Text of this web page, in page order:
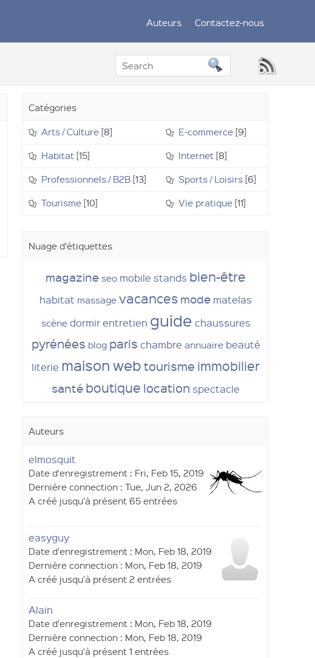
Auteurs Contactez-nous
Catégories
Arts / Culture[8] E-commerce[9]
Habitat[15] Internet[8]
Professionnels / B2B[13] Sports / Loisirs[6]
Tourisme[10] Vie pratique[11]
Nuage d'étiquettes
magazine seo mobile stands bien-être
habitat massage vacances mode matelas
scène dormirentretien guide chaussures
pyrénées blog paris chambre annuaire beauté
literie maison web tourisme immobilier
santé boutique location spectacle
Auteurs
elmosquit
Date d'enregistrement : Fri, Feb 15, 2019
Dernière connection : Tue, Jun 2, 2026
A créé jusqu'à présent 65 entrées
easyguy
Date d'enregistrement : Mon, Feb 18, 2019
Dernière connection : Mon, Feb 18, 2019
A créé jusqu'à présent 2 entrées
Alain
Date d'enregistrement : Mon, Feb 18, 2019
Dernière connection : Mon, Feb 18, 2019
A créé jusqu'à présent 1 entrées